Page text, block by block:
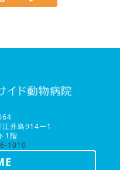
井島914ー1
1階
1010